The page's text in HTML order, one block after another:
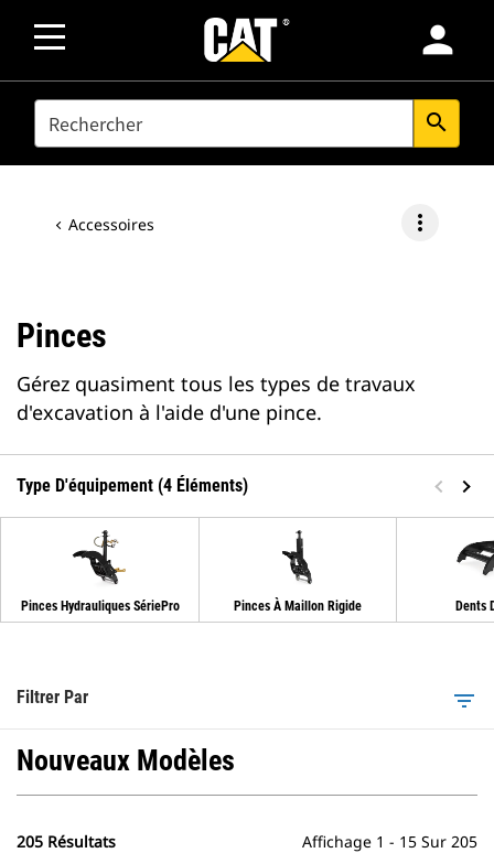
person
SEARCH search
Accessoires more_vert
Pinces
Gérez quasiment tous les types de travaux
d'excavation à l'aide d'une pince.
Type D'équipement (4 Éléments)
Pinces Hydrauliques SériePro Pinces À Maillon Rigide Dents
Filtrer Par filter_list
Nouveaux Modèles
205 Résultats Affichage 1 - 15 Sur 205